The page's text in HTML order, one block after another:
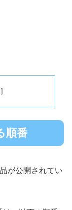
順番
が公開されてい